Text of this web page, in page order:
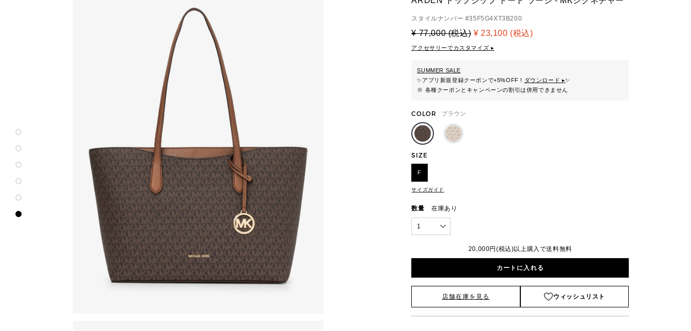
スタイルナンバー #35F5G4XT3B200
¥ 77,000 (税込) ¥ 23,100 (税込)
アクセサリーでカスタマイズ ▸
SUMMER SALE
✨アプリ新規登録クーポンで+5%OFF ! ダウンロード ▸✨
※ 各種クーポンとキャンペーンの割引は併用できません
COLOR ブラウン
SIZE
F
サイズガイド
数量 在庫あり
1
20,000円(税込)以上購入で送料無料
カートに入れる
店舗在庫を見る ウィッシュリスト